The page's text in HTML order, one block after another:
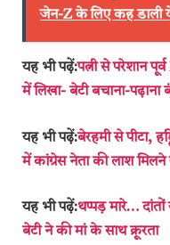
जेन-Z के लिए कह डाली
यह भी पढ़ें:पत्नी से परेशान
में लिखा- बेटी बचाना-पढ़ाना
यह भी पढ़ें:बेरहमी से पीटा,
में कांग्रेस नेता की लाश
यह भी पढ़ें:थप्‍पड़ मारे… दांतों
बेटी ने की मां के साथ क्रूरता